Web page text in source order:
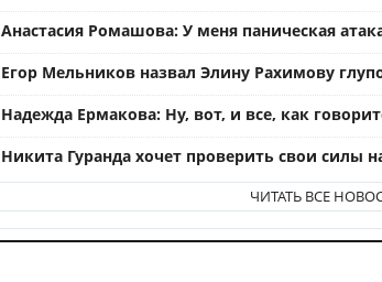
Анастасия Ромашова: У меня паническая
Егор Мельников назвал Элину Рахимову
Надежда Ермакова: Ну, вот, и все, как
Никита Гуранда хочет проверить свои силы
ЧИТАТЬ ВСЕ